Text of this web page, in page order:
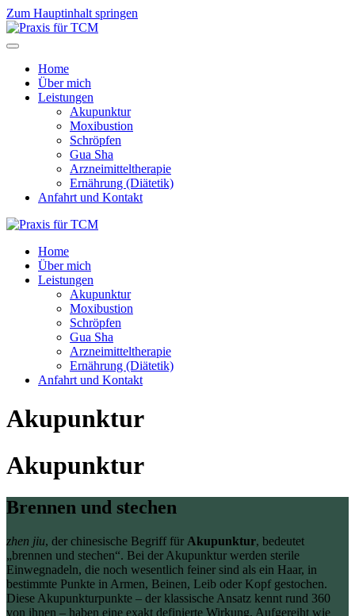
Zum Hauptinhalt springen
Home
Über mich
Leistungen
Akupunktur
Moxibustion
Schröpfen
Gua Sha
Arzneimittel­therapie
Ernährung (Diätetik)
Anfahrt und Kontakt
Home
Über mich
Leistungen
Akupunktur
Moxibustion
Schröpfen
Gua Sha
Arzneimittel­therapie
Ernährung (Diätetik)
Anfahrt und Kontakt
Akupunktur
Akupunktur
Brennen und stechen
zhen jiu, der chinesische Begriff für Akupunktur, bedeutet
„brennen und stechen“. Bei der Akupunktur werden sterile
Einwegnadeln, die noch wesentlich feiner sind als ein Haar, in
bestimmte Punkte in Armen, Beinen, Leib oder Kopf gestochen.
Diese Akupunkturpunkte – der klassische Ansatz kennt rund 360
von ihnen – haben eine exakt definierte Wirkung. Aufgereiht wie